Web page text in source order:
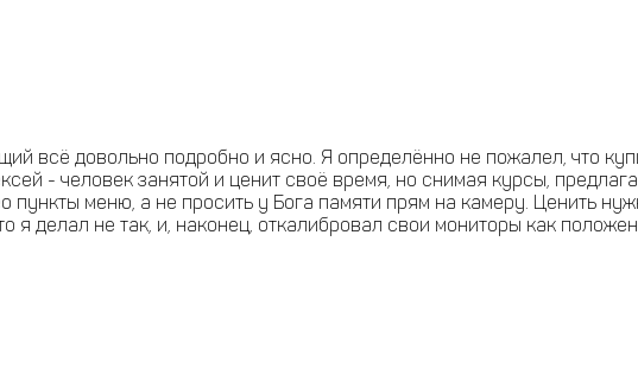
всё довольно подробно и ясно. Я определённо не пожалел, что
- человек занятой и ценит своё время, но снимая курсы,
меню, а не просить у Бога памяти прям на камеру. Ценить
я делал не так, и, наконец, откалибровал свои мониторы как